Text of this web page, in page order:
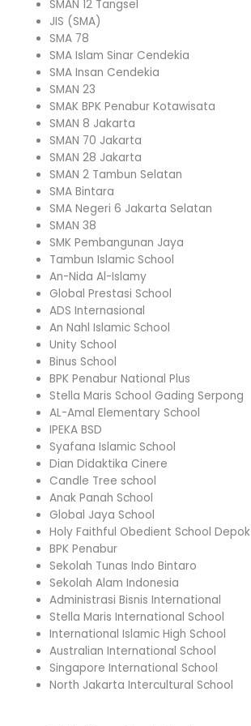
SMAN 12 Tangsel
JIS (SMA)
SMA 78
SMA Islam Sinar Cendekia
SMA Insan Cendekia
SMAN 23
SMAK BPK Penabur Kotawisata
SMAN 8 Jakarta
SMAN 70 Jakarta
SMAN 28 Jakarta
SMAN 2 Tambun Selatan
SMA Bintara
SMA Negeri 6 Jakarta Selatan
SMAN 38
SMK Pembangunan Jaya
Tambun Islamic School
An-Nida Al-Islamy
Global Prestasi School
ADS Internasional
An Nahl Islamic School
Unity School
Binus School
BPK Penabur National Plus
Stella Maris School Gading Serpong
AL-Amal Elementary School
IPEKA BSD
Syafana Islamic School
Dian Didaktika Cinere
Candle Tree school
Anak Panah School
Global Jaya School
Holy Faithful Obedient School Depok
BPK Penabur
Sekolah Tunas Indo Bintaro
Sekolah Alam Indonesia
Administrasi Bisnis International
Stella Maris International School
International Islamic High School
Australian International School
Singapore International School
North Jakarta Intercultural School